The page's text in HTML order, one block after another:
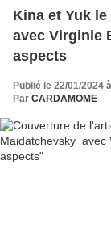
Kina et Yuk
avec Virginie
aspects
Publié le 22/01/2024
Par CARDAMOME